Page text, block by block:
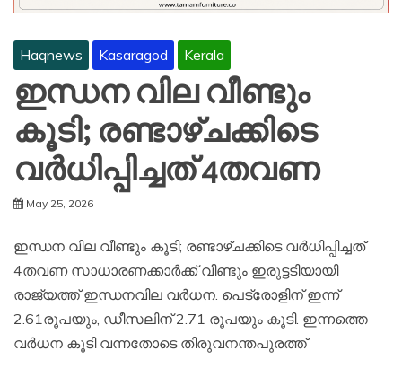
Haqnews Kasaragod Kerala
ഇന്ധന വില വീണ്ടും
കൂടി; രണ്ടാഴ്ചക്കിടെ
വർധിപ്പിച്ചത് 4തവണ
May 25, 2026
ഇന്ധന വില വീണ്ടും കൂടി; രണ്ടാഴ്ചക്കിടെ വർധിപ്പിച്ചത്
4തവണ സാധാരണക്കാര്‍ക്ക് വീണ്ടും ഇരുട്ടടിയായി
രാജ്യത്ത് ഇന്ധനവില വര്‍ധന. പെട്രോളിന് ഇന്ന്
2.61രൂപയും, ഡീസലിന് 2.71 രൂപയും കൂടി. ഇന്നത്തെ
വര്‍ധന കൂടി വന്നതോടെ തിരുവനന്തപുരത്ത്